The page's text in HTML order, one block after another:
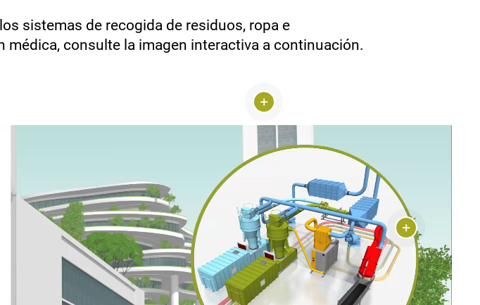
sistemas de recogida de residuos, ropa e
consulte la imagen interactiva a continuación.